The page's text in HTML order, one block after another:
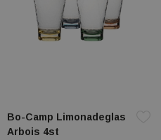
Bo-Camp Limonadeglas
Arbois 4st